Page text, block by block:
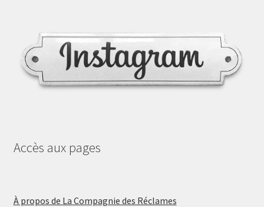
Accès aux pages
À propos de La Compagnie des Réclames